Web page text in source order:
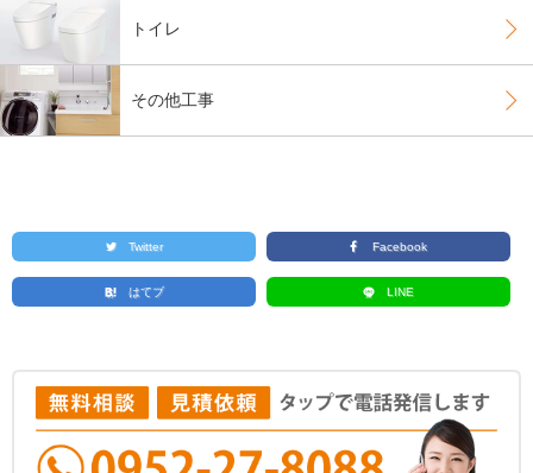
トイレ
その他工事
Twitter Facebook
はてブ LINE